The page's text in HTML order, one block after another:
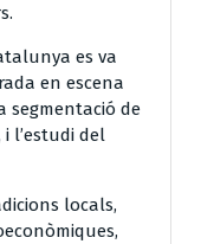
es va
en escena
segmentació de
l’estudi del
locals,